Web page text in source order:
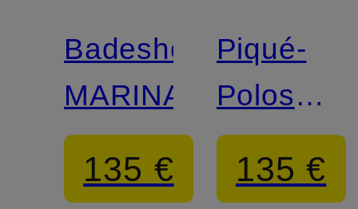
Badeshorts
MARINA
135 €
Piqué-
Poloshirt
135 €